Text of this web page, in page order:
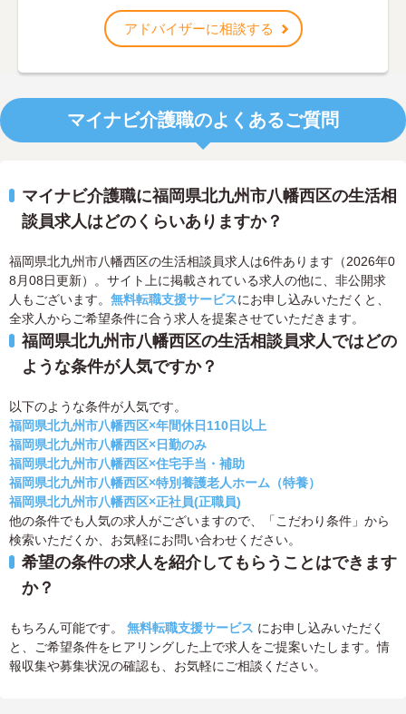
アドバイザーに相談する
マイナビ介護職のよくあるご質問
マイナビ介護職に福岡県北九州市八幡西区の生活相
談員求人はどのくらいありますか？
福岡県北九州市八幡西区の生活相談員求人は6件あります（2026年0
8月08日更新）。サイト上に掲載されている求人の他に、非公開求
人もございます。 無料転職支援サービスにお申し込みいただくと、
全求人からご希望条件に合う求人を提案させていただきます。
福岡県北九州市八幡西区の生活相談員求人ではどの
ような条件が人気ですか？
以下のような条件が人気です。
福岡県北九州市八幡西区×年間休日110日以上
福岡県北九州市八幡西区×日勤のみ
福岡県北九州市八幡西区×住宅手当・補助
福岡県北九州市八幡西区×特別養護老人ホーム（特養）
福岡県北九州市八幡西区×正社員(正職員)
他の条件でも人気の求人がございますので、「こだわり条件」から
検索いただくか、お気軽にお問い合わせください。
希望の条件の求人を紹介してもらうことはできます
か？
もちろん可能です。 無料転職支援サービス にお申し込みいただく
と、ご希望条件をヒアリングした上で求人をご提案いたします。情
報収集や募集状況の確認も、お気軽にご相談ください。